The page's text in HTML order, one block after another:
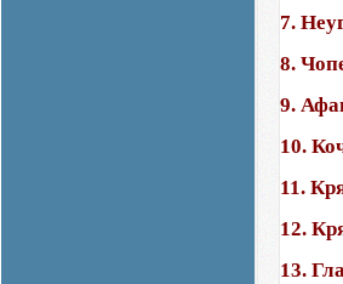
7.
8.
9.
10.
11.
12.
13.